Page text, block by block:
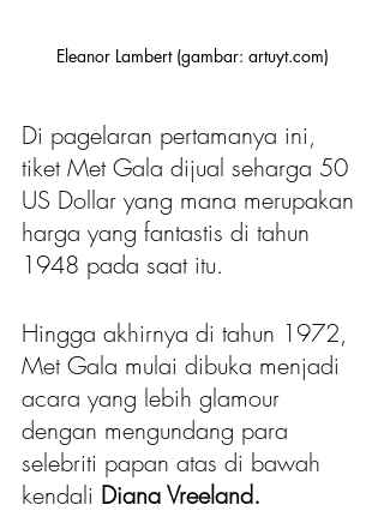
Eleanor Lambert (gambar: artuyt.com)
Di pagelaran pertamanya ini,
tiket Met Gala dijual seharga 50
US Dollar yang mana merupakan
harga yang fantastis di tahun
1948 pada saat itu.
Hingga akhirnya di tahun 1972,
Met Gala mulai dibuka menjadi
acara yang lebih glamour
dengan mengundang para
selebriti papan atas di bawah
kendali Diana Vreeland.